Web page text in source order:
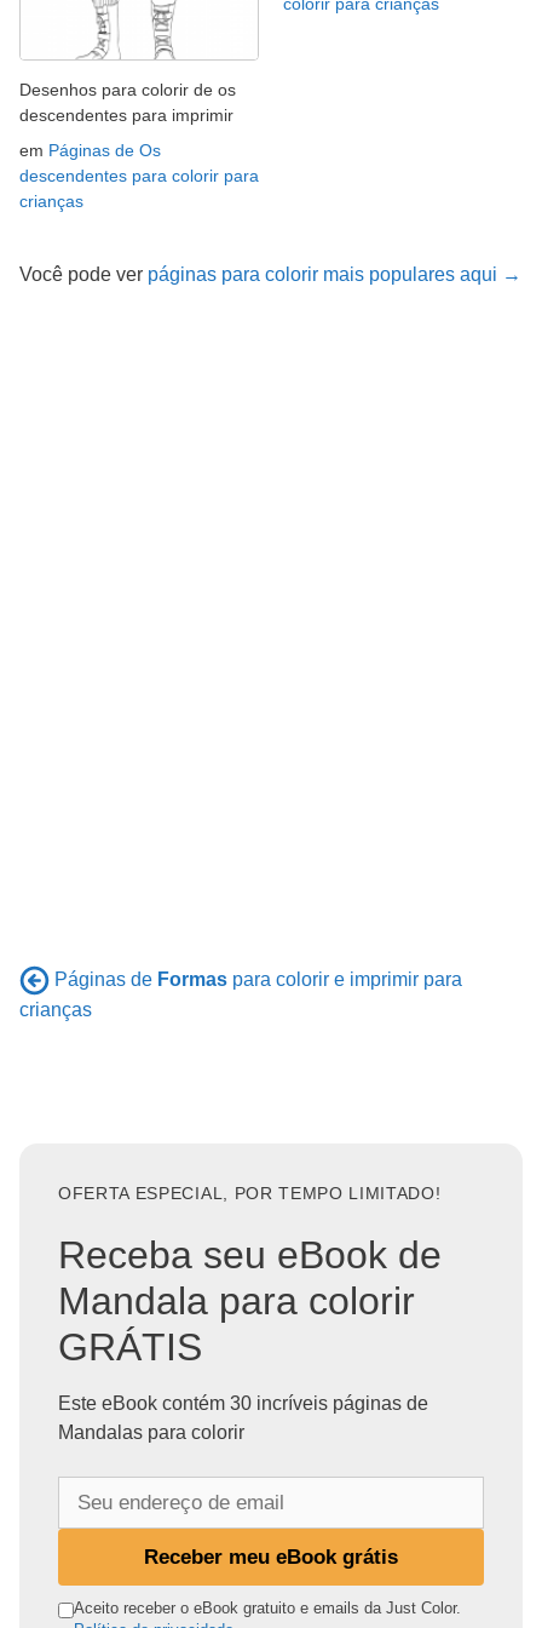
Desenhos para colorir de os
descendentes para imprimir
em Páginas de Os
descendentes para colorir para
crianças
Você pode ver páginas para colorir mais populares aqui →
Páginas de Formas para colorir e imprimir para
crianças
OFERTA ESPECIAL, POR TEMPO LIMITADO!
Receba seu eBook de
Mandala para colorir
GRÁTIS
Este eBook contém 30 incríveis páginas de
Mandalas para colorir
n
Receber meu eBook grátis
Aceito receber o eBook gratuito e emails da Just Color.